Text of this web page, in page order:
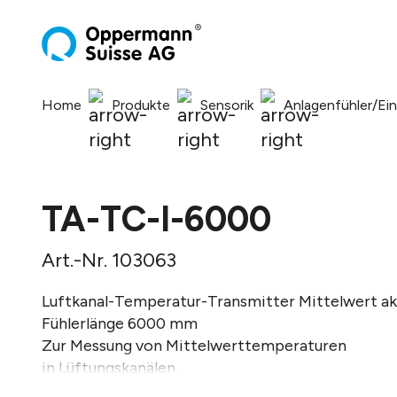
Home Produkte Sensorik Anlagenfühler/
TA-TC-I-6000
Art.-Nr. 103063
Luftkanal-Temperatur-Transmitter Mittelwert
Fühlerlänge 6000 mm
Zur Messung von Mittelwerttemperaturen
in Lüftungskanälen.